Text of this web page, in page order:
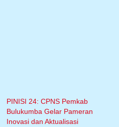
PINISI 24: CPNS Pemkab
Bulukumba Gelar Pameran
Inovasi dan Aktualisasi